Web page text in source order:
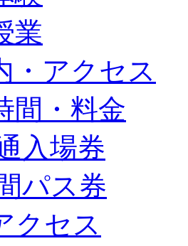
業
・アクセス
間・料金
入場券
パス券
クセス